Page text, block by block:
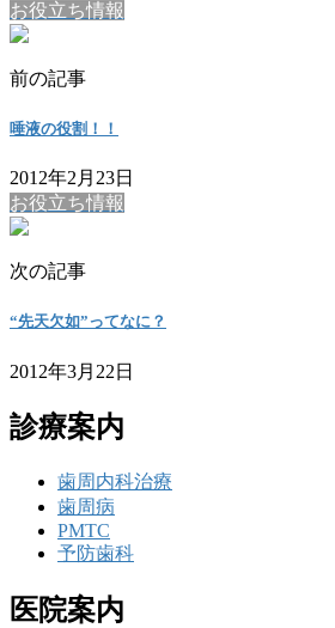
お役立ち情報
前の記事
唾液の役割！！
2012年2月23日
お役立ち情報
次の記事
“先天欠如”ってなに？
2012年3月22日
診療案内
歯周内科治療
歯周病
PMTC
予防歯科
医院案内